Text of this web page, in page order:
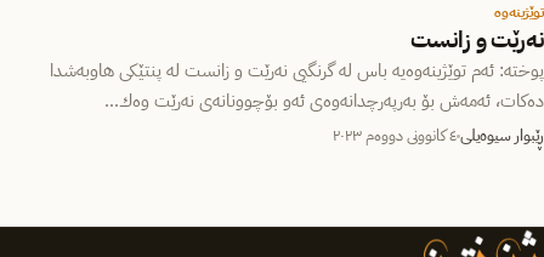
توێژینەوە
نەرێت و زانست
پوختە: ئەم توێژینەوەیە باس لە گرنگیی نەرێت و زانست لە پنتێكی هاوبەشدا
دەكات، ئەمەش بۆ بەرپەرچدانەوەی ئەو بۆچوونانەی نەرێت وەك…
ڕێبوار سیوەیلی٤ کانوونی دووەم ٢٠٢٣